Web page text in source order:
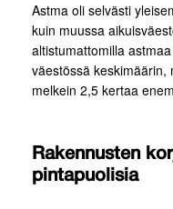
Astma oli selvästi
kuin muussa
altistumattomilla
väestössä keskimäärin,
melkein 2,5 kertaa
Rakennusten
pintapuolisia